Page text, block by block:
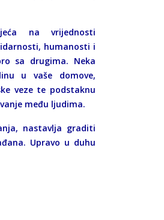
na vrijednosti
humanosti i
sa drugima. Neka
u vaše domove,
veze te podstaknu
među ljudima.
nastavlja graditi
Upravo u duhu